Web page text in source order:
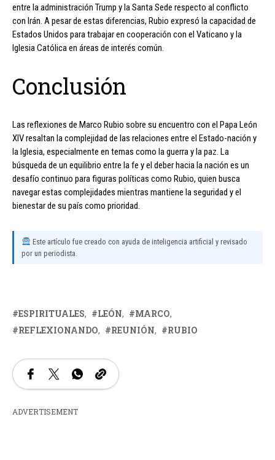
entre la administración Trump y la Santa Sede respecto al conflicto
con Irán. A pesar de estas diferencias, Rubio expresó la capacidad de
Estados Unidos para trabajar en cooperación con el Vaticano y la
Iglesia Católica en áreas de interés común.
Conclusión
Las reflexiones de Marco Rubio sobre su encuentro con el Papa León
XIV resaltan la complejidad de las relaciones entre el Estado-nación y
la Iglesia, especialmente en temas como la guerra y la paz. La
búsqueda de un equilibrio entre la fe y el deber hacia la nación es un
desafío continuo para figuras políticas como Rubio, quien busca
navegar estas complejidades mientras mantiene la seguridad y el
bienestar de su país como prioridad.
Este artículo fue creado con ayuda de inteligencia artificial y revisado
por un periodista.
ESPIRITUALES LEÓN
MARCO
REFLEXIONANDO
REUNIÓN RUBIO
ADVERTISEMENT